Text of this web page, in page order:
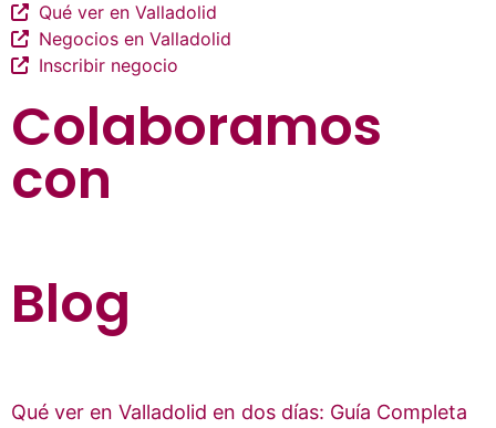
Qué ver en Valladolid
Negocios en Valladolid
Inscribir negocio
Colaboramos
con
Blog
Qué ver en Valladolid en dos días: Guía Completa